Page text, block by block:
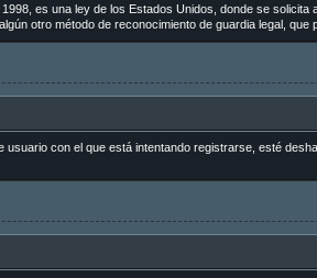
es una ley de los Estados Unidos, donde se
otro método de reconocimiento de guardia legal,
con el que está intentando registrarse, esté